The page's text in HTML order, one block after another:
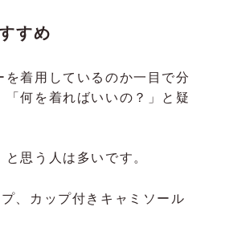
すめ
着用しているのか一目で分
何を着ればいいの？」と疑
思う人は多いです。
、カップ付きキャミソール